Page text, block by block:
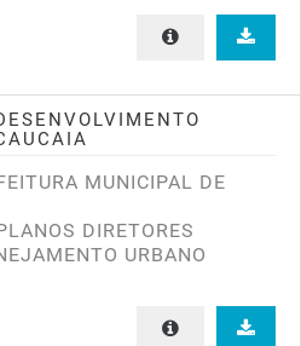
MUNICIPAL DE
DIRETORES
URBANO